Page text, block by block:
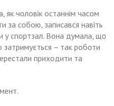
як чоловік останнім часом
за собою, записався навіть
у спортзал. Вона думала, що
затримується – так роботи
приходити та